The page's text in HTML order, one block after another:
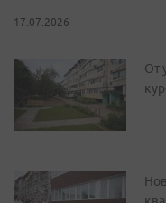
17.07.2026
От